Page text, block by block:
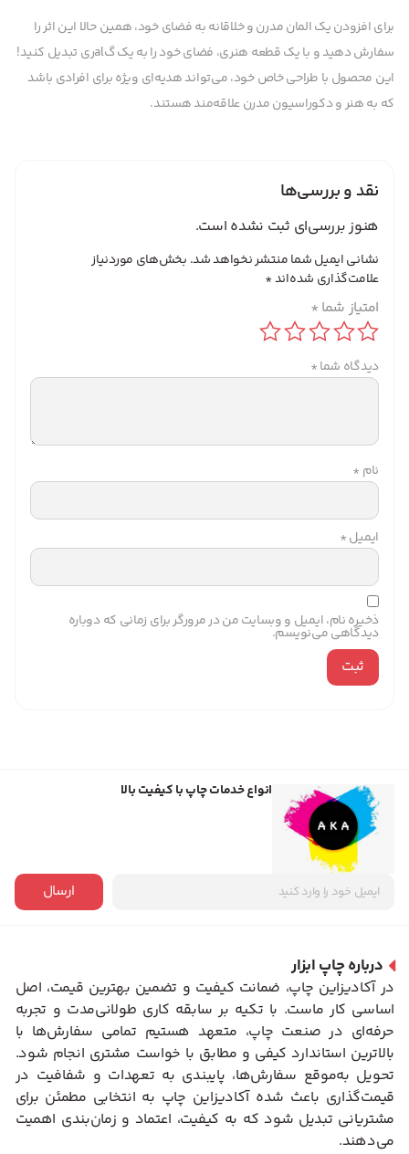
برای افزودن یک المان مدرن و خلاقانه به فضای خود، همین حالا این اثر را
سفارش دهید و با یک قطعه هنری، فضای خود را به یک گalری تبدیل کنید!
این محصول با طراحی خاص خود، می‌تواند هدیه‌ای ویژه برای افرادی باشد
که به هنر و دکوراسیون مدرن علاقه‌مند هستند.
نقد و بررسی‌ها
هنوز بررسی‌ای ثبت نشده است.
نشانی ایمیل شما منتشر نخواهد شد. بخش‌های موردنیاز
علامت‌گذاری شده‌اند*
امتیاز شما *
دیدگاه شما*
نام *
ایمیل*
ذخیره نام، ایمیل و وبسایت من در مرورگر برای زمانی که دوباره
دیدگاهی می‌نویسم.
انواع خدمات چاپ با کیفیت بالا
ارسال
درباره چاپ ابزار
در آکادیزاین چاپ، ضمانت کیفیت و تضمین بهترین قیمت، اصل
اساسی کار ماست. با تکیه بر سابقه کاری طولانی‌مدت و تجربه
حرفه‌ای در صنعت چاپ، متعهد هستیم تمامی سفارش‌ها با
بالاترین استاندارد کیفی و مطابق با خواست مشتری انجام شود.
تحویل به‌موقع سفارش‌ها، پایبندی به تعهدات و شفافیت در
قیمت‌گذاری باعث شده آکادیزاین چاپ به انتخابی مطمئن برای
مشتریانی تبدیل شود که به کیفیت، اعتماد و زمان‌بندی اهمیت
می‌دهند.